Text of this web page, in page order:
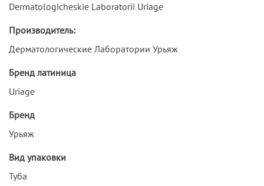
Dermatologicheskie Laboratorii Uriage
Производитель:
Дерматологические Лаборатории Урьяж
Бренд латиница
Uriage
Бренд
Урьяж
Вид упаковки
Туба